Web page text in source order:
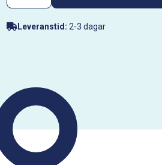
Leveranstid: 2-3 dagar